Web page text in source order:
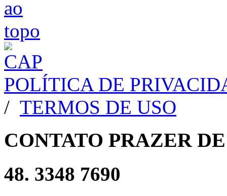
POLÍTICA DE
/ TERMOS DE USO
CONTATO PRAZER
48. 3348 7690